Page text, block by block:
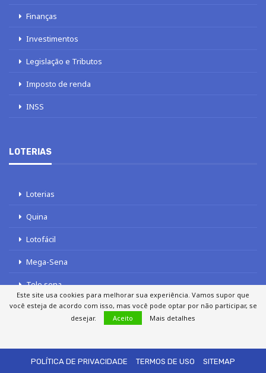
Finanças
Investimentos
Legislação e Tributos
Imposto de renda
INSS
LOTERIAS
Loterias
Quina
Lotofácil
Mega-Sena
Tele sena
POLÍTICA DE PRIVACIDADE
TERMOS DE USO SITEMAP
Este site usa cookies para melhorar sua experiência. Vamos supor que
você esteja de acordo com isso, mas você pode optar por não participar, se
desejar.
Aceito Mais detalhes